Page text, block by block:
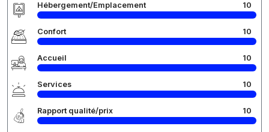
Hébergement/Emplacement 10
Confort 10
Accueil 10
Services 10
Rapport qualité/prix 10